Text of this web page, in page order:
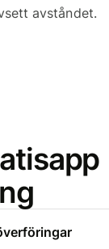
avståndet.